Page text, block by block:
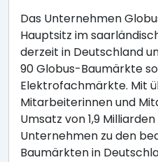
Das Unternehmen
Hauptsitz im
derzeit in Deutschland
90 Globus-Baumärkte
Elektrofachmärkte. Mit
Mitarbeiterinnen und
Umsatz von 1,9
Unternehmen zu den
Baumärkten in